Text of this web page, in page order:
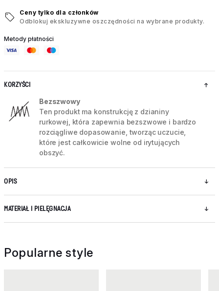
Ceny tylko dla członków
Odblokuj ekskluzywne oszczędności na wybrane produkty.
Metody płatności
KORZYŚCI
Bezszwowy
Ten produkt ma konstrukcję z dzianiny
rurkowej, która zapewnia bezszwowe i bardzo
rozciągliwe dopasowanie, tworząc uczucie,
które jest całkowicie wolne od irytujących
obszyć.
OPIS
MATERIAŁ I PIELĘGNACJA
Popularne style